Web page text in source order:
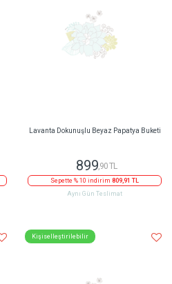
Lavanta Dokunuşlu Beyaz Papatya Buketi
899,90 TL
Sepette % 10 indirim 809,91 TL
Aynı Gün Teslimat
Kişiselleştirilebilir